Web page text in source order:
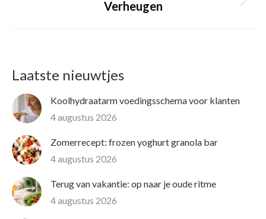
Volgende
Verheugen
Laatste nieuwtjes
Koolhydraatarm voedingsschema voor klanten
4 augustus 2026
Zomerrecept: frozen yoghurt granola bar
4 augustus 2026
Terug van vakantie: op naar je oude ritme
4 augustus 2026